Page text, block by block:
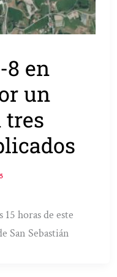
8 en
un
tres
15 horas de este
San Sebastián